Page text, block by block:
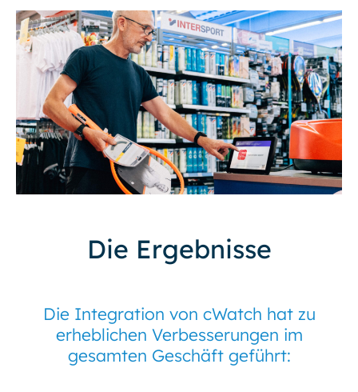
Die Ergebnisse
Die Integration von cWatch hat zu
erheblichen Verbesserungen im
gesamten Geschäft geführt: